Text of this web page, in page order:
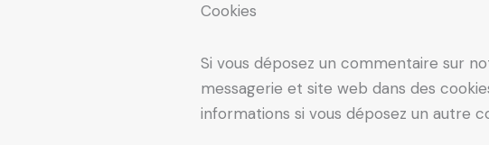
Cookies
Si vous déposez un commentaire sur
messagerie et site web dans des
informations si vous déposez un autre